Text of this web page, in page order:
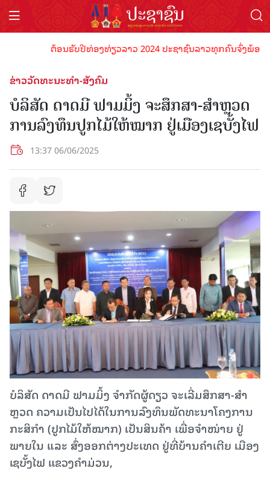
ຕ້ອນຮັບປີທ່ອງທ່ຽວລາວ 2024 ປະຊາຊົນລາວທຸກຄົນຈົ່ງພ້ອມເ
ຂ່າວວັດທະນະທຳ-ສັງຄົມ
ບໍລິສັດ ດາດມີ ຟາມມິ້ງ ຈະສຶກສາ-ສໍາຫຼວດ
ການລົງທຶນປູກໄມ້ໃຫ້ໝາກ ຢູ່ເມືອງເຊບັ້ງໄຟ
13:37 06/06/2025
ບໍລິສັດ ດາດມີ ຟາມມິ້ງ ຈໍາກັດຜູ້ດຽວ ຈະເລີ່ມສຶກສາ-ສໍາ
ຫຼວດ ຄວາມເປັນໄປໄດ້ໃນການລົງທຶນພັດທະນາໂຄງການ
ກະສິກຳ (ປູກໄມ້ໃຫ້ໝາກ) ເປັນສິນຄ້າ ເພື່ອຈໍາໜ່າຍ ຢູ່
ພາຍໃນ ແລະ ສົ່ງອອກຕ່າງປະເທດ ຢູ່ທີ່ບ້ານຄໍາເຕີຍ ເມືອງ
ເຊບັ້ງໄຟ ແຂວງຄໍາມ່ວນ,